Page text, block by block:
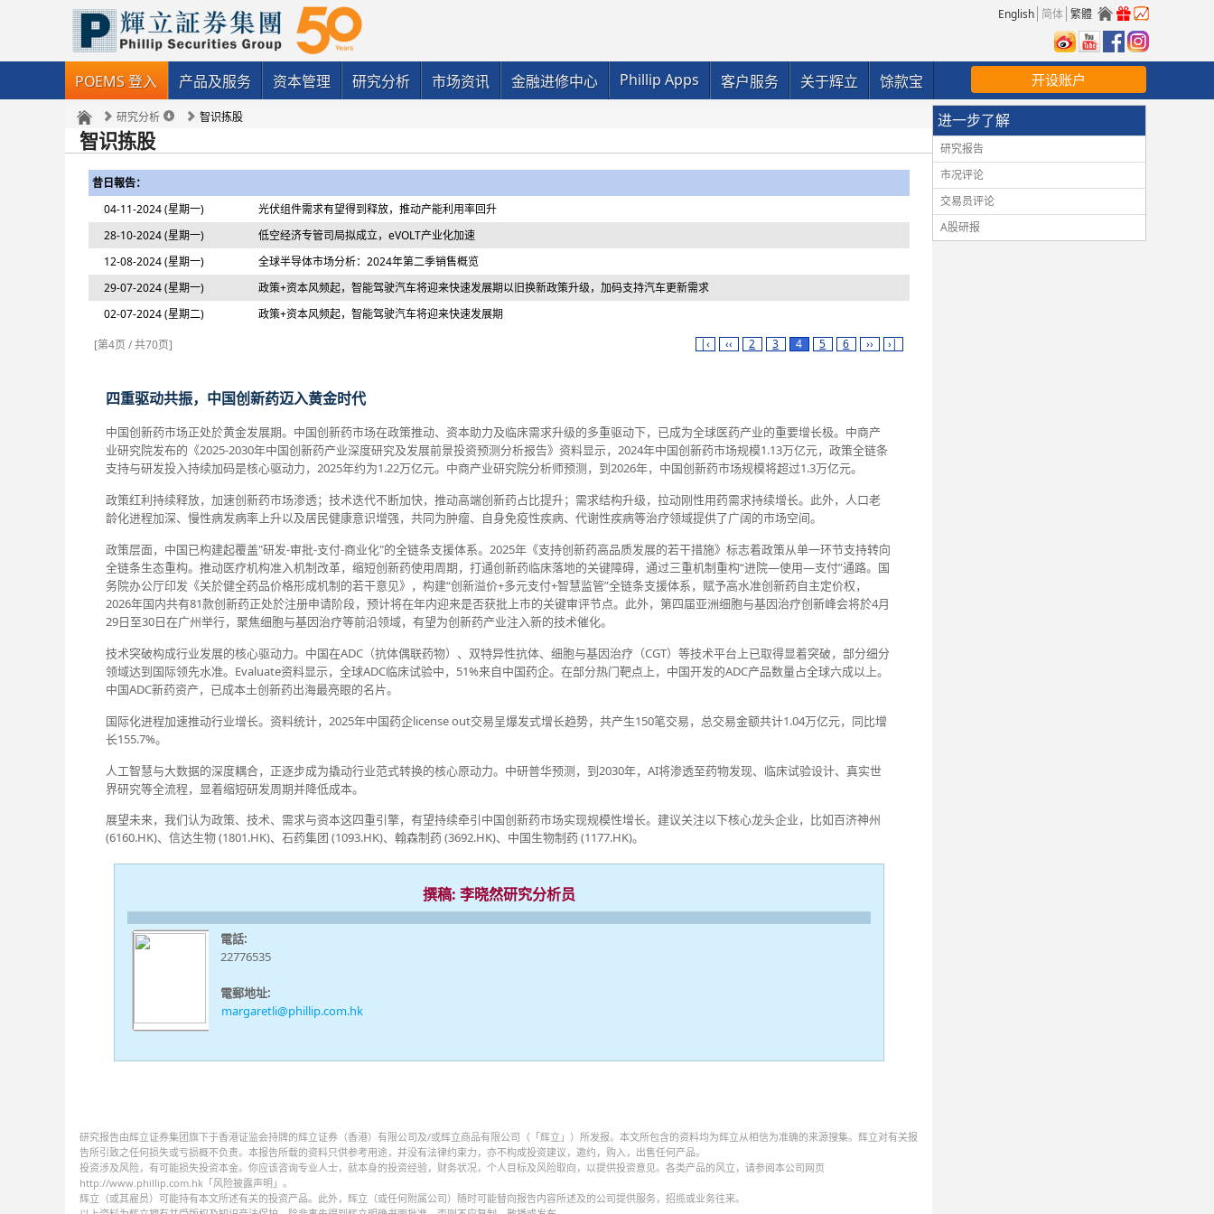
English 简体 繁體
POEMS 登入 产品及服务 资本管理 研究分析 市场资讯 金融进修中心 Phillip Apps 客户服务 关于辉立 馀款宝 开设账户
研究分析 智识拣股
智识拣股
昔日報告：
04-11-2024 (星期一)
光伏组件需求有望得到释放，推动产能利用率回升
28-10-2024 (星期一)
低空经济专管司局拟成立，eVOLT产业化加速
12-08-2024 (星期一)
全球半导体市场分析：2024年第二季销售概览
29-07-2024 (星期一)
政策+资本风频起，智能驾驶汽车将迎来快速发展期以旧换新政策升级，加码支持汽车更新需求
02-07-2024 (星期二)
政策+资本风频起，智能驾驶汽车将迎来快速发展期
[第4页 / 共70页]
|‹ ‹‹ 2 3 4 5 6 ›› ›|
四重驱动共振，中国创新药迈入黄金时代
中国创新药市场正处於黄金发展期。中国创新药市场在政策推动、资本助力及临床需求升级的多重驱动下，已成为全球医药产业的重要增长极。中商产
业研究院发布的《2025-2030年中国创新药产业深度研究及发展前景投资预测分析报告》资料显示，2024年中国创新药市场规模1.13万亿元，政策全链条
支持与研发投入持续加码是核心驱动力，2025年约为1.22万亿元。中商产业研究院分析师预测，到2026年，中国创新药市场规模将超过1.3万亿元。
政策红利持续释放，加速创新药市场渗透；技术迭代不断加快，推动高端创新药占比提升；需求结构升级，拉动刚性用药需求持续增长。此外，人口老
龄化进程加深、慢性病发病率上升以及居民健康意识增强，共同为肿瘤、自身免疫性疾病、代谢性疾病等治疗领域提供了广阔的市场空间。
政策层面，中国已构建起覆盖"研发-审批-支付-商业化"的全链条支援体系。2025年《支持创新药高品质发展的若干措施》标志着政策从单一环节支持转向
全链条生态重构。推动医疗机构准入机制改革，缩短创新药使用周期，打通创新药临床落地的关键障碍，通过三重机制重构“进院—使用—支付”通路。国
务院办公厅印发《关於健全药品价格形成机制的若干意见》，构建“创新溢价+多元支付+智慧监管”全链条支援体系，赋予高水准创新药自主定价权，
2026年国内共有81款创新药正处於注册申请阶段，预计将在年内迎来是否获批上市的关键审评节点。此外，第四届亚洲细胞与基因治疗创新峰会将於4月
29日至30日在广州举行，聚焦细胞与基因治疗等前沿领域，有望为创新药产业注入新的技术催化。
技术突破构成行业发展的核心驱动力。中国在ADC（抗体偶联药物）、双特异性抗体、细胞与基因治疗（CGT）等技术平台上已取得显着突破，部分细分
领域达到国际领先水准。Evaluate资料显示，全球ADC临床试验中，51%来自中国药企。在部分热门靶点上，中国开发的ADC产品数量占全球六成以上。
中国ADC新药资产，已成本土创新药出海最亮眼的名片。
国际化进程加速推动行业增长。资料统计，2025年中国药企license out交易呈爆发式增长趋势，共产生150笔交易，总交易金额共计1.04万亿元，同比增
长155.7%。
人工智慧与大数据的深度耦合，正逐步成为撬动行业范式转换的核心原动力。中研普华预测，到2030年，AI将渗透至药物发现、临床试验设计、真实世
界研究等全流程，显着缩短研发周期并降低成本。
展望未来，我们认为政策、技术、需求与资本这四重引擎，有望持续牵引中国创新药市场实现规模性增长。建议关注以下核心龙头企业，比如百济神州
(6160.HK)、信达生物 (1801.HK)、石药集团 (1093.HK)、翰森制药 (3692.HK)、中国生物制药 (1177.HK)。
撰稿: 李晓然研究分析员
電話:
22776535
電郵地址:
margaretli@phillip.com.hk
研究报告由辉立证券集团旗下于香港证监会持牌的辉立证券（香港）有限公司及/或辉立商品有限公司（「辉立」）所发报。本文所包含的资料均为辉立从相信为准确的来源搜集。辉立对有关报
告所引致之任何损失或亏损概不负责。本报告所载的资料只供参考用途，并没有法律约束力，亦不构成投资建议，邀约，购入，出售任何产品。
投资涉及风险，有可能损失投资本金。你应该咨询专业人士，就本身的投资经验，财务状况，个人目标及风险取向，以提供投资意见。各类产品的风立，请参阅本公司网页
http://www.phillip.com.hk「风险披露声明」。
辉立（或其雇员）可能持有本文所述有关的投资产品。此外，辉立（或任何附属公司）随时可能替向报告内容所述及的公司提供服务，招揽或业务往来。
进一步了解
研究报告
市况评论
交易员评论
A股研报